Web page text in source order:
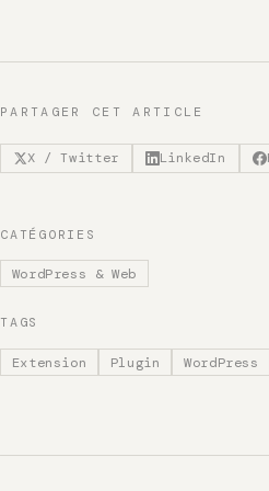
PARTAGER CET ARTICLE
X / Twitter LinkedIn
CATÉGORIES
WordPress & Web
TAGS
Extension Plugin WordPress